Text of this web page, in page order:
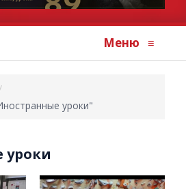
Меню ≡
уроки"
уроки